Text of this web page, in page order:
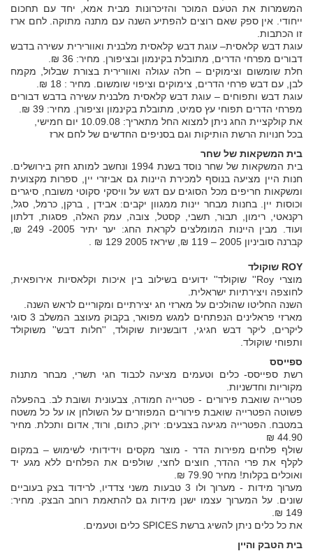
המשמרות את הטעם המוכר והזיכרונות מבית אמא, יחד עם תחכום
ייחודי. אין ספק שאם רוצים להפתיע השנה עם מתנה מתוקה. לחם ארז
זו הכתבות.
עוגת דבש קלאסית– עוגת דבש קלאסית מלבנית ואוורירית עשירה בדבש
דבורים מפרחי הדרים, מתובלת בקינמון ובציפורן. מחיר: 36 ₪.
חלת שומשום וצימוקים – חלה עגולה ואוורירית בצורת שבלול, מקמח
לבן, עם דבש פרחי הדרים, צימוקים וציפוי שומשום. מחיר : 18 ₪.
עוגת דבש ותפוחים – עוגת דבש קלאסית מלבנית עשירה בדבש דבורים
מפרחי הדרים תפוחי עץ סמיט, מתובלת בקינמון וציפורן. מחיר: 39 ₪.
את קולקציית החג ניתן למצוא החל מתאריך: 10.09.08 יום חמישי,
בכל חנויות הרשת הותיקות וגם בסניפים החדשים של לחם ארז
בית המשקאות של שחר
בית המשקאות של שחר נוסד בשנת 1994 ונחשב למותג חזק בירושלים.
חנות היין מציעה בנוסף למכירת היינות גם אביזרי יין, ספרות מקצועית
ומשקאות חריפים מכל הסוגים עם דגש על וויסקי סקוטי משובח, סיגרים
וכוסות יין. בחנות מבחר יינות ממגוון יקבים: אבידן , ברקן, כרמל, סגל,
רקנאטי, רימון, תבור, תשבי, קסטל, צובה, עמק האלה, פסגות, דלתון
ועוד. מבין היינות המומלצים לקראת החג: יער יתיר 2005- 249 ₪,
קברנה סוביניון 2005 – 119 ₪, שיראז 2005 129 ₪ .
ROY שוקולד
מוצרי Roy'' שוקולד'' ידועים בשילוב בין איכות וקלאסיות אירופאית,
לחוצפה ויצירתיות ישראלית.
השנה החליטו שהולכים על מארזי חג יצירתיים ומקוריים לראש השנה.
מארזי פראלינים הנפתחים למגש מפואר, בקבוק מעוצב המשלב 3 סוגי
ליקרים, ליקר דבש חגיגי, דובשניות שוקולד, ''חלות דבש'' משוקולד
ותפוחי שוקולד.
ספייסס
רשת ספייסס- כלים וטעמים מציעה לכבוד חגי תשרי, מבחר מתנות
מקוריות וחדשניות.
פטרייה שואבת פירורים - פטרייה חמודה, צבעונית ושובת לב. בהפעלה
פשוטה הפטרייה שואבת פירורים המפוזרים על השולחן או על כל משטח
במטבח. הפטרייה מגיעה בצבעים: ירוק, כתום, ורוד, אדום ותכלת. מחיר
44.90 ₪
שולף פלחים מפירות הדר - מוצר מקסים וידידותי לשימוש – במקום
לקלף את פרי ההדר, חוצים לחצי, שולפים את הפלחים ללא מגע יד
ואוכלים בקלות! מחיר 79.90 ₪.
מערוך מידות - מערוך ולו 3 טבעות משני צדדיו, לרידוד בצק בעוביים
שונים. על המערוך עצמו ישנן מידות גם להתאמת רוחב הבצק. מחיר:
149 ₪.
את כל כלים ניתן להשיג ברשת SPICES כלים וטעמים.
בית הטבק והיין